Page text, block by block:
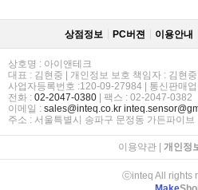
상점정보 PC버젼 이용안내
상호명 : 아이앤테크
대표 : 김현중 | 개인정보 보호 책임자 : 김현중
사업자등록번호 :120-09-27984 | 통신판매
전화 : 02-2047-0380 | 팩스 : 02-2047-0382
이메일 : sales@inteq.co.kr
주소 : 서울특별시 송파구 문정동 가든파이브
이용약관| 개인정
ⓒinteq All rights